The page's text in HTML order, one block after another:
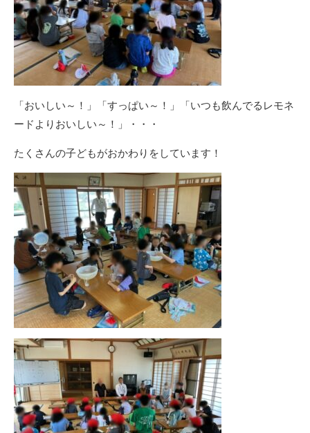
「おいしい～！」「すっぱい～！」「いつも飲んでるレモネ
ードよりおいしい～！」・・・
たくさんの子どもがおかわりをしています！